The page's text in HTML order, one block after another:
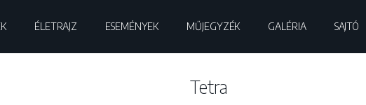
ÉLETRAJZ ESEMÉNYEK MŰJEGYZÉK GALÉRIA SAJTÓ
Tetra